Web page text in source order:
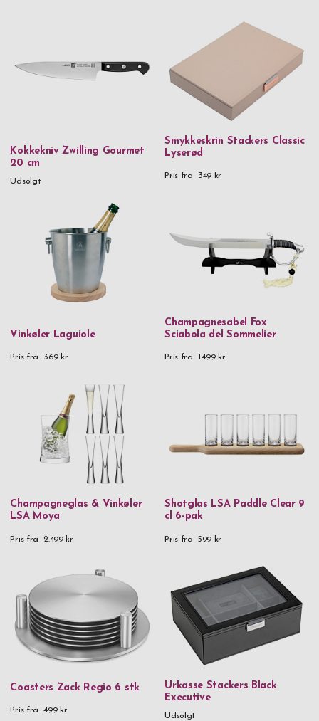
Vegansk læder & stof
Rødvinsglas
Pris
999,99 kr
1.000 kr-1.999,99 kr
Gender
Herrer
Damer
Kokkekniv Zwilling Gourmet
20 cm
Udsolgt
Smykkeskrin Stackers Classic
Lyserød
Pris fra 349 kr
Vinkøler Laguiole
Pris fra 369 kr
Champagnesabel Fox
Sciabola del Sommelier
Pris fra 1.499 kr
Champagneglas & Vinkøler
LSA Moya
Pris fra 2.499 kr
Shotglas LSA Paddle Clear 9
cl 6-pak
Pris fra 599 kr
Coasters Zack Regio 6 stk
Pris fra 499 kr
Urkasse Stackers Black
Executive
Udsolgt